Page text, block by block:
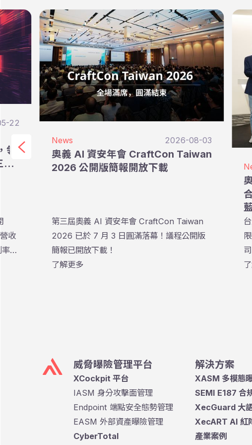
22
支
收
達
News 2026-08-03
奧義 AI 資安年會 CraftCon Taiwan
2026 公開版簡報開放下載
第三屆奧義 AI 資安年會 CraftCon Taiwan
2026 已於 7 月 3 日圓滿落幕！議程公開版
簡報已開放下載！
了解更多
威脅曝險管理平台
XCockpit 平台
IASM 身分攻擊面管理
Endpoint 端點安全態勢管理
EASM 外部資產曝險管理
CyberTotal
解決方案
XASM 多模態
SEMI E187 合
XecGuard 大
XecART AI 紅
產業案例